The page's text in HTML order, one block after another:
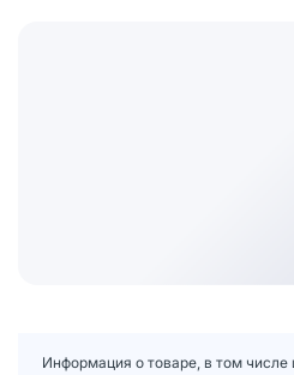
Информация о товаре, в том числе